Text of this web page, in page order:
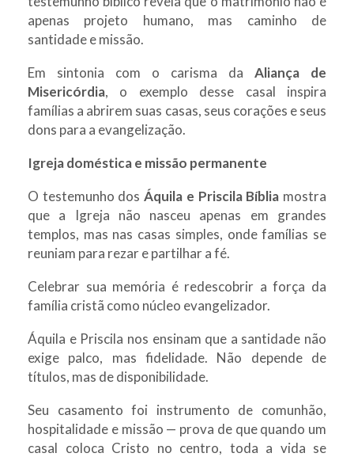
apenas projeto humano, mas caminho de
santidade e missão.
Em sintonia com o carisma da Aliança de
Misericórdia, o exemplo desse casal inspira
famílias a abrirem suas casas, seus corações e seus
dons para a evangelização.
Igreja doméstica e missão permanente
O testemunho dosÁquila e Priscila Bíblia mostra
que a Igreja não nasceu apenas em grandes
templos, mas nas casas simples, onde famílias se
reuniam para rezar e partilhar a fé.
Celebrar sua memória é redescobrir a força da
família cristã como núcleo evangelizador.
Áquila e Priscila nos ensinam que a santidade não
exige palco, mas fidelidade. Não depende de
títulos, mas de disponibilidade.
Seu casamento foi instrumento de comunhão,
hospitalidade e missão — prova de que quando um
casal coloca Cristo no centro, toda a vida se